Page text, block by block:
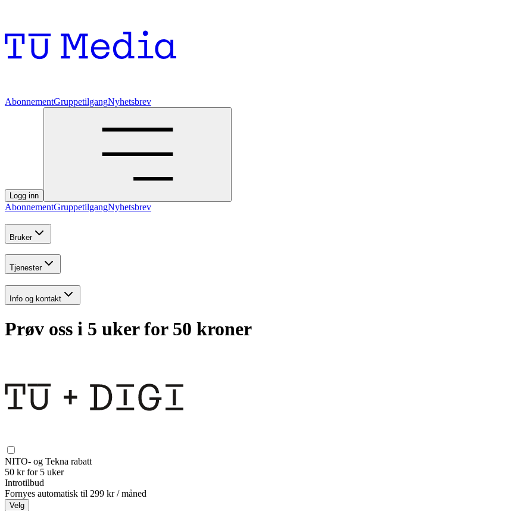
AbonnementGruppetilgangNyhetsbrev
Logg inn
AbonnementGruppetilgangNyhetsbrev
Bruker
Tjenester
Info og kontakt
Prøv oss i 5 uker for 50 kroner
NITO- og Tekna rabatt
50 kr for 5 uker
Introtilbud
Fornyes automatisk til 299 kr / måned
Velg